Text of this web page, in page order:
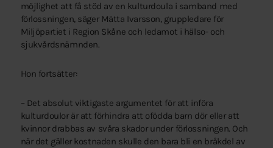
möjlighet att få stöd av en kulturdoula i samband med
förlossningen, säger Mätta Ivarsson, gruppledare för
Miljöpartiet i Region Skåne och ledamot i hälso- och
sjukvårdsnämnden.
Hon fortsätter:
– Det absolut viktigaste argumentet för att införa
kulturdoulor är att förhindra att ofödda barn dör eller att
kvinnor drabbas av svåra skador under förlossningen. Och
när det gäller kostnaden skulle den bara bli en bråkdel av